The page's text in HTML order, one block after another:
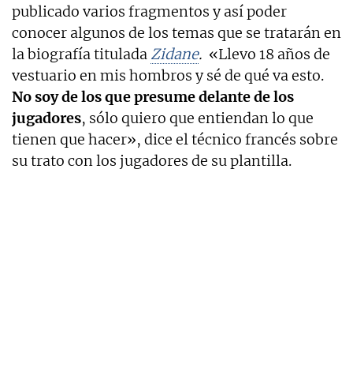
publicado varios fragmentos y así poder
conocer algunos de los temas que se tratarán en
la biografía titulada Zidane. «Llevo 18 años de
vestuario en mis hombros y sé de qué va esto.
No soy de los que presume delante de los
jugadores, sólo quiero que entiendan lo que
tienen que hacer», dice el técnico francés sobre
su trato con los jugadores de su plantilla.